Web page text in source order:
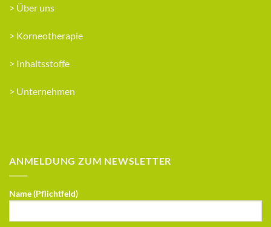
> Über uns
> Korneotherapie
> Inhaltsstoffe
> Unternehmen
ANMELDUNG ZUM NEWSLETTER
Name (Pflichtfeld)